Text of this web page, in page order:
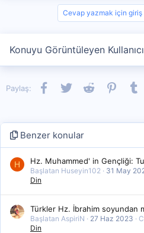
Cevap yazmak için giriş
Konuyu Görüntüleyen
Paylaş: Facebook
TwitterReddit
Benzer konular
H Hz. Muhammed' in Gençliği:
Başlatan Huseyin102 31 May
Din
Türkler Hz. İbrahim soyundan
Başlatan AspiriN 27 Haz 2023
Din